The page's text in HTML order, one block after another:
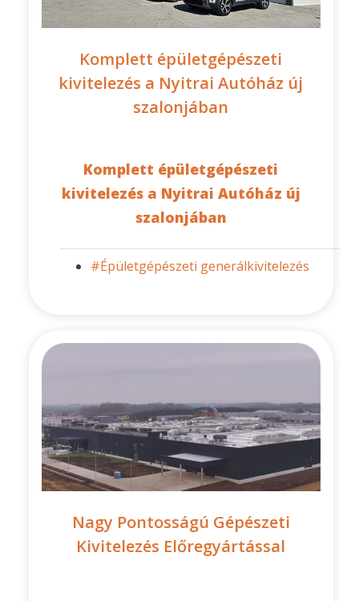
Komplett épületgépészeti
kivitelezés a Nyitrai Autóház új
szalonjában
Komplett épületgépészeti
kivitelezés a Nyitrai Autóház új
szalonjában
#Épületgépészeti generálkivitelezés
Nagy Pontosságú Gépészeti
Kivitelezés Előregyártással